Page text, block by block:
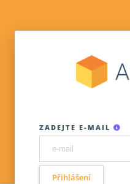
ZADEJTE E-MAIL
Přihlášení